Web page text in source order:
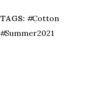
TAGS:
Cotton
Summer2021